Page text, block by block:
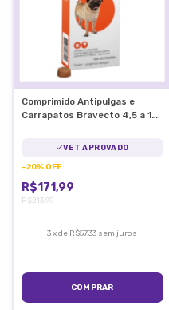
Comprimido Antipulgas e
Carrapatos Bravecto 4,5 a 10
VET APROVADO
-20% OFF
R$171,99
R$213,99
3xde R$57,33 sem juros